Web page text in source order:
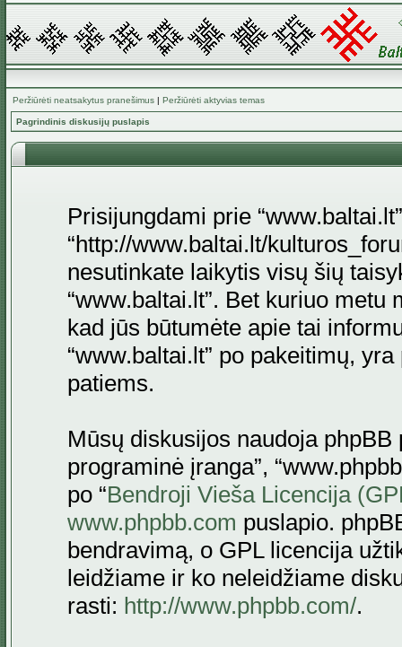
Peržiūrėti neatsakytus pranešimus | Peržiūrėti aktyvias temas
Pagrindinis diskusijų puslapis
Prisijungdami prie
“http://www.baltai.lt/
nesutinkate laikytis visų šių
“www.baltai.lt”. Bet kuriuo
kad jūs būtumėte apie tai
“www.baltai.lt” po pakeitimų,
patiems.
Mūsų diskusijos naudoja phpBB
programinė įranga”,
po “Bendroji Vieša Licencija
www.phpbb.com puslapio.
bendravimą, o GPL licencija
leidžiame ir ko neleidžiame
rasti: http://www.phpbb.com/.